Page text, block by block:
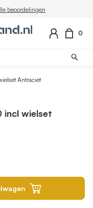
beoordelingen
0
Antraciet
incl wielset